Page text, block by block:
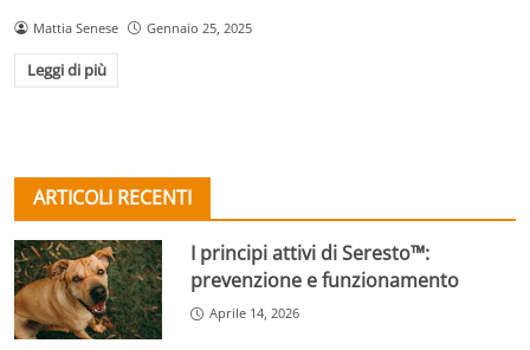
Mattia Senese Gennaio 25, 2025
Leggi di più
ARTICOLI RECENTI
I principi attivi di Seresto™:
prevenzione e funzionamento
Aprile 14, 2026